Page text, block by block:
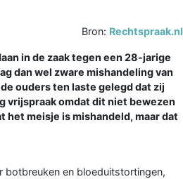
Bron: Rechtspraak.nl
in de zaak tegen een 28-jarige
dan wel zware mishandeling van
ouders ten laste gelegd dat zij
vrijspraak omdat dit niet bewezen
het meisje is mishandeld, maar dat
botbreuken en bloeduitstortingen,